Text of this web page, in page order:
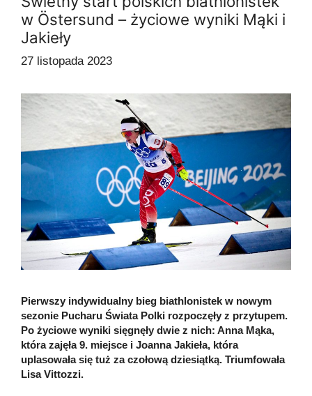
w Östersund – życiowe wyniki Mąki i
Jakieły
27 listopada 2023
Pierwszy indywidualny bieg biathlonistek w nowym
sezonie Pucharu Świata Polki rozpoczęły z przytupem.
Po życiowe wyniki sięgnęły dwie z nich: Anna Mąka,
która zajęła 9. miejsce i Joanna Jakieła, która
uplasowała się tuż za czołową dziesiątką. Triumfowała
Lisa Vittozzi.